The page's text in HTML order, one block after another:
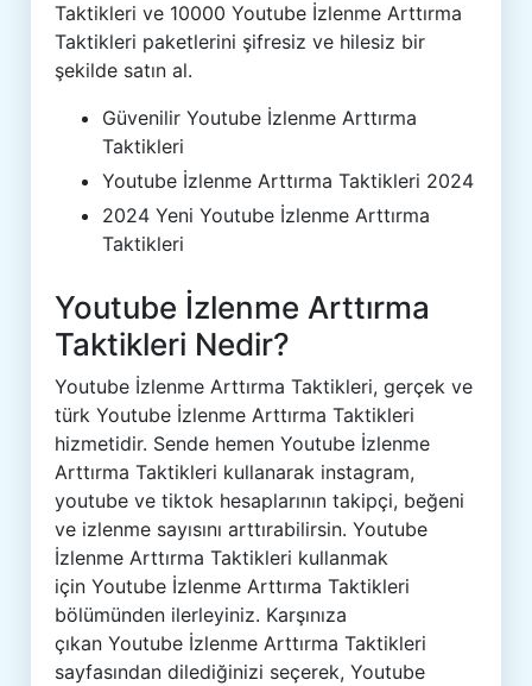
Taktikleri ve 10000 Youtube İzlenme Arttırma
Taktikleri paketlerini şifresiz ve hilesiz bir
şekilde satın al.
Güvenilir Youtube İzlenme Arttırma
Taktikleri
Youtube İzlenme Arttırma Taktikleri 2024
2024 Yeni Youtube İzlenme Arttırma
Taktikleri
Youtube İzlenme Arttırma
Taktikleri Nedir?
Youtube İzlenme Arttırma Taktikleri, gerçek ve
türk Youtube İzlenme Arttırma Taktikleri
hizmetidir. Sende hemen Youtube İzlenme
Arttırma Taktikleri kullanarak instagram,
youtube ve tiktok hesaplarının takipçi, beğeni
ve izlenme sayısını arttırabilirsin. Youtube
İzlenme Arttırma Taktikleri kullanmak
için Youtube İzlenme Arttırma Taktikleri
bölümünden ilerleyiniz. Karşınıza
çıkan Youtube İzlenme Arttırma Taktikleri
sayfasından dilediğinizi seçerek, Youtube